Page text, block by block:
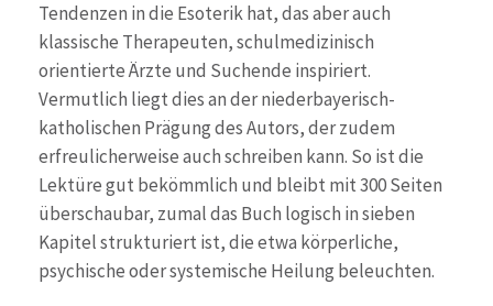
Tendenzen in die Esoterik hat, das aber auch
klassische Therapeuten, schulmedizinisch
orientierte Ärzte und Suchende inspiriert.
Vermutlich liegt dies an der niederbayerisch-
katholischen Prägung des Autors, der zudem
erfreulicherweise auch schreiben kann. So ist die
Lektüre gut bekömmlich und bleibt mit 300 Seiten
überschaubar, zumal das Buch logisch in sieben
Kapitel strukturiert ist, die etwa körperliche,
psychische oder systemische Heilung beleuchten.